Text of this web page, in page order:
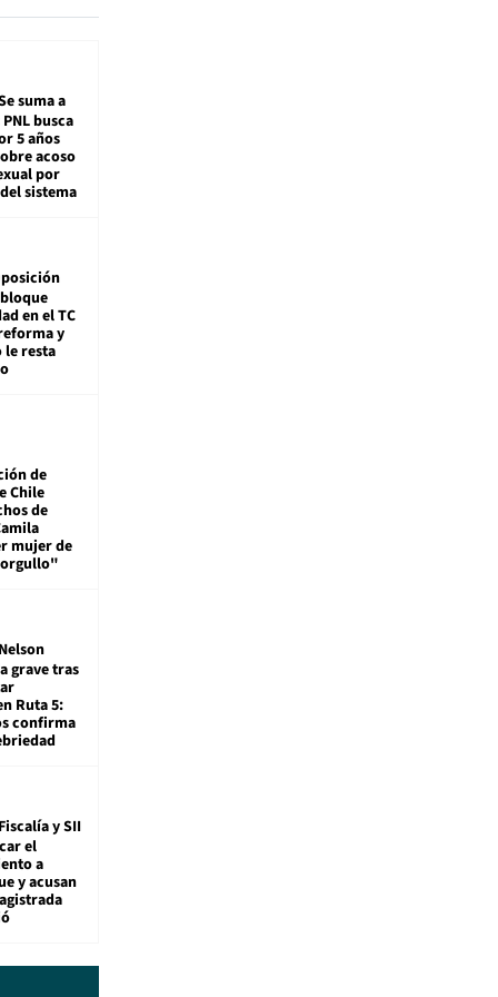
suma a
busca
5 años
acoso
por
sistema
en el TC
y
resta
de
Chile
de
mujer de
Nelson
grave tras
Ruta 5:
confirma
Fiscalía y SII
el
a
y acusan